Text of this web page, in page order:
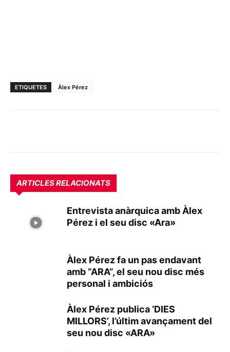
ETIQUETES Àlex Pérez
ARTICLES RELACIONATS
Entrevista anàrquica amb Àlex
Pérez i el seu disc «Ara»
Àlex Pérez fa un pas endavant
amb “ARA”, el seu nou disc més
personal i ambiciós
Àlex Pérez publica ‘DIES
MILLORS’, l’últim avançament del
seu nou disc «ARA»